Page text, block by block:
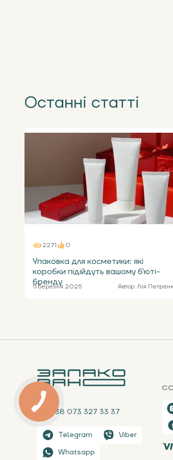
Останні статті
2271 0
Упаковка для косметики: які
коробки підійдуть вашому б'юті-
бренду
11 березня 2025 Автор: Лія
+38 073 327 33 37
Telegram
Viber
Whatsapp